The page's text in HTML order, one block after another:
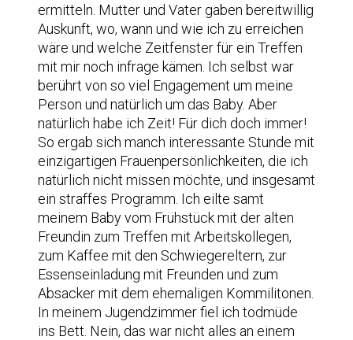
ermitteln. Mutter und Vater gaben bereitwillig
Auskunft, wo, wann und wie ich zu erreichen
wäre und welche Zeitfenster für ein Treffen
mit mir noch infrage kämen. Ich selbst war
berührt von so viel Engagement um meine
Person und natürlich um das Baby. Aber
natürlich habe ich Zeit! Für dich doch immer!
So ergab sich manch interessante Stunde mit
einzigartigen Frauenpersönlichkeiten, die ich
natürlich nicht missen möchte, und insgesamt
ein straffes Programm. Ich eilte samt
meinem Baby vom Frühstück mit der alten
Freundin zum Treffen mit Arbeitskollegen,
zum Kaffee mit den Schwiegereltern, zur
Essenseinladung mit Freunden und zum
Absacker mit dem ehemaligen Kommilitonen.
In meinem Jugendzimmer fiel ich todmüde
ins Bett. Nein, das war nicht alles an einem